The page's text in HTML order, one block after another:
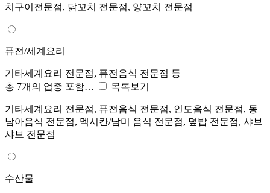
치구이전문점, 닭꼬치 전문점, 양꼬치 전문점
퓨전/세계요리
기타세계요리 전문점, 퓨전음식 전문점 등
총 7개의 업종 포함…
목록보기
기타세계요리 전문점, 퓨전음식 전문점, 인도음식 전문점, 동
남아음식 전문점, 멕시칸/남미 음식 전문점, 덮밥 전문점, 샤브
샤브 전문점
수산물